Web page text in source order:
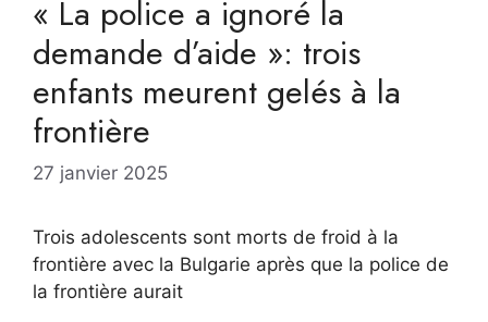
« La police a ignoré la
demande d’aide »: trois
enfants meurent gelés à la
frontière
27 janvier 2025
Trois adolescents sont morts de froid à la
frontière avec la Bulgarie après que la police de
la frontière aurait